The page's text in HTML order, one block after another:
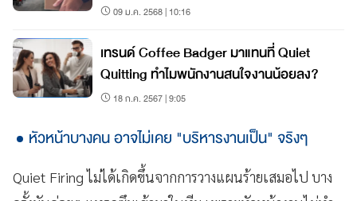
09 ม.ค. 2568 | 10:16
เทรนด์ Coffee Badger มาแทนที่ Quiet
Quitting ทำไมพนักงานสนใจงานน้อยลง?
18 ก.ค. 2567 | 9:05
หัวหน้าบางคน อาจไม่เคย "บริหารงานเป็น" จริงๆ
Quiet Firing ไม่ได้เกิดขึ้นจากการวางแผนร้ายเสมอไป บาง